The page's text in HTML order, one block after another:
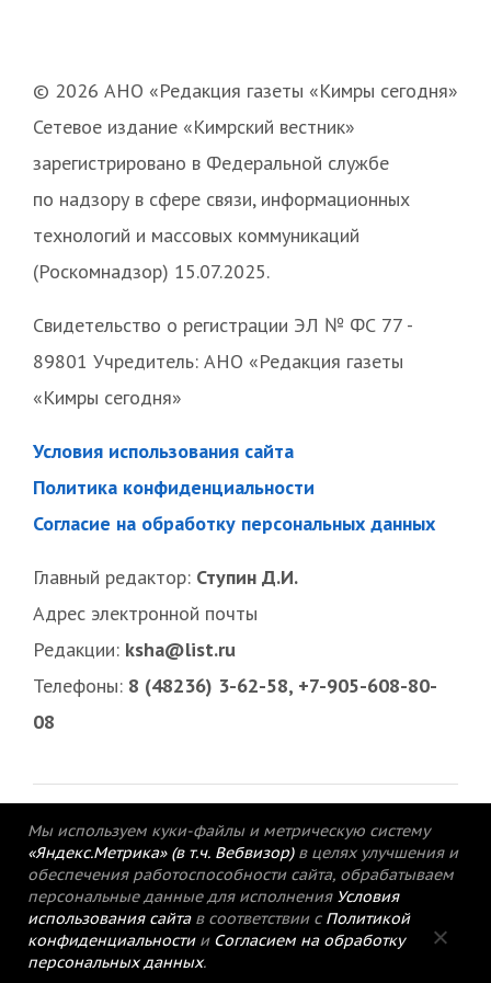
© 2026 АНО «Редакция газеты «Кимры сегодня»
Сетевое издание «Кимрский вестник»
зарегистрировано в Федеральной службе
по надзору в сфере связи, информационных
технологий и массовых коммуникаций
(Роскомнадзор) 15.07.2025.
Свидетельство о регистрации ЭЛ № ФС 77 -
89801 Учредитель: АНО «Редакция газеты
«Кимры сегодня»
Условия использования сайта
Политика конфиденциальности
Согласие на обработку персональных данных
Главный редактор: Ступин Д.И.
Адрес электронной почты
Редакции: ksha@list.ru
Телефоны: 8 (48236) 3-62-58, +7-905-608-80-
08
© 2015-2021 Редакция газеты «Кимрский
Мы используем куки-файлы и метрическую систему
«Яндекс.Метрика» (в т.ч. Вебвизор) в целях улучшения и
обеспечения работоспособности сайта, обрабатываем
персональные данные для исполнения Условия
использования сайтав соответствии с Политикой
конфиденциальностии Согласием на обработку
персональных данных.